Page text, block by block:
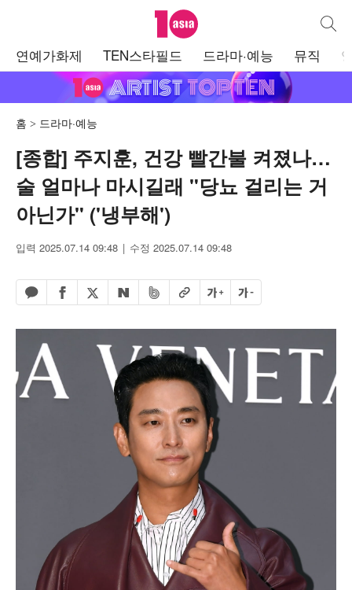
텐아시아 통합
연예가화제 TEN스타필드 드라마·예능 뮤직
홈 드라마·예능
[종합] 주지훈, 건강 빨간불 켜졌나…
술 얼마나 마시길래 "당뇨 걸리는 거
아닌가" ('냉부해')
입력 2025.07.14 09:48 수정 2025.07.14 09:48
카카오톡 공유하기
페이스북 공유하기
엑스 공유하기
네이버 공유하기
밴드 공유하기
URL복사글자 크게글자 작게